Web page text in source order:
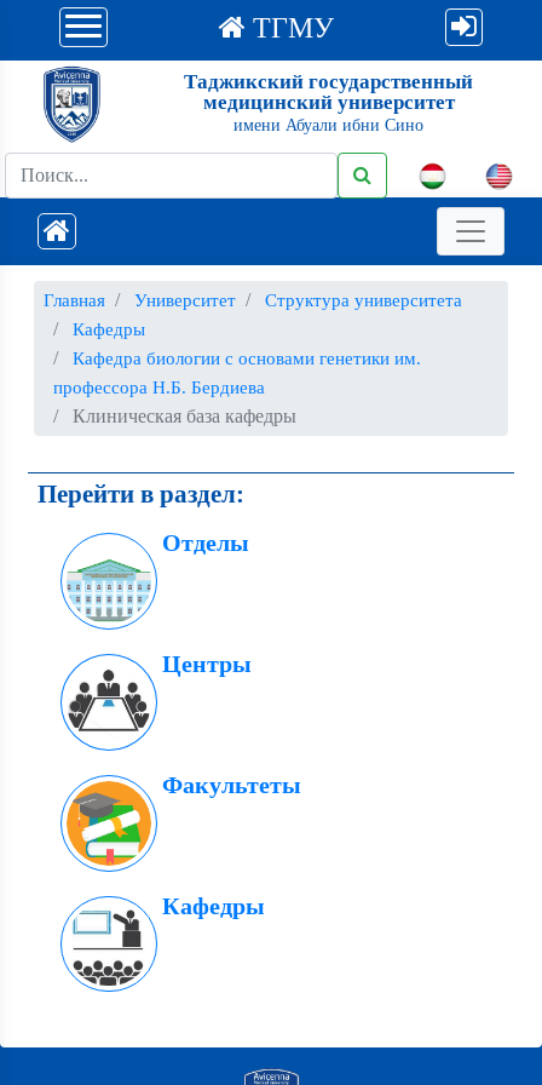
ТГМУ
Таджикский государственный
медицинский университет
имени Абуали ибни Сино
Главная Университет
Структура университета
Кафедры
Кафедра биологии с основами генетики им.
профессора Н.Б. Бердиева
Клиническая база кафедры
Перейти в раздел:
Отделы
Центры
Факультеты
Кафедры